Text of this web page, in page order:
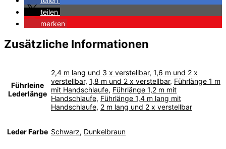
teilen
merken
Zusätzliche Informationen
Führleine
Lederlänge
2,4 m lang und 3 x verstellbar, 1,6 m und 2 x
verstellbar, 1,8 m und 2 x verstellbar, Führlänge 1 m
mit Handschlaufe, Führlänge 1,2 m mit
Handschlaufe, Führlänge 1,4 m lang mit
Handschlaufe, 2 m lang und 2 x verstellbar
Leder Farbe Schwarz, Dunkelbraun